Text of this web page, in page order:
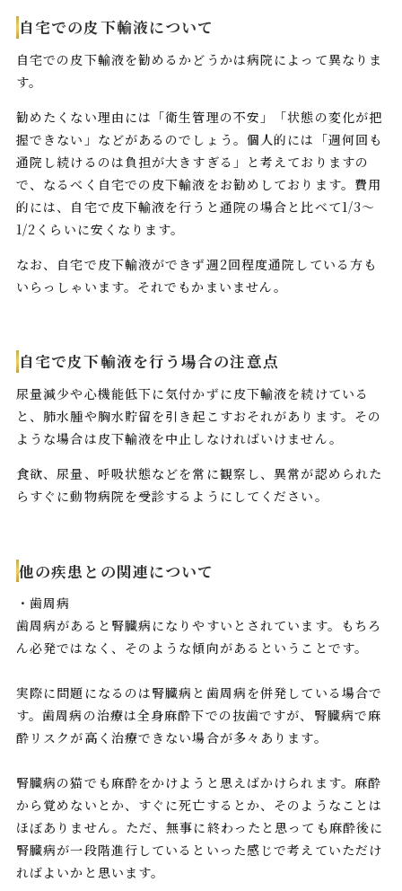
自宅での皮下輸液について
自宅での皮下輸液を勧めるかどうかは病院によって異なりま
す。
勧めたくない理由には「衛生管理の不安」「状態の変化が把
握できない」などがあるのでしょう。個人的には「週何回も
通院し続けるのは負担が大きすぎる」と考えておりますの
で、なるべく自宅での皮下輸液をお勧めしております。費用
的には、自宅で皮下輸液を行うと通院の場合と比べて1/3～
1/2くらいに安くなります。
なお、自宅で皮下輸液ができず週2回程度通院している方も
いらっしゃいます。それでもかまいません。
自宅で皮下輸液を行う場合の注意点
尿量減少や心機能低下に気付かずに皮下輸液を続けている
と、肺水腫や胸水貯留を引き起こすおそれがあります。その
ような場合は皮下輸液を中止しなければいけません。
食欲、尿量、呼吸状態などを常に観察し、異常が認められた
らすぐに動物病院を受診するようにしてください。
他の疾患との関連について
・歯周病
歯周病があると腎臓病になりやすいとされています。もちろ
ん必発ではなく、そのような傾向があるということです。
実際に問題になるのは腎臓病と歯周病を併発している場合で
す。歯周病の治療は全身麻酔下での抜歯ですが、腎臓病で麻
酔リスクが高く治療できない場合が多々あります。
腎臓病の猫でも麻酔をかけようと思えばかけられます。麻酔
から覚めないとか、すぐに死亡するとか、そのようなことは
ほぼありません。ただ、無事に終わったと思っても麻酔後に
腎臓病が一段階進行しているといった感じで考えていただけ
ればよいかと思います。